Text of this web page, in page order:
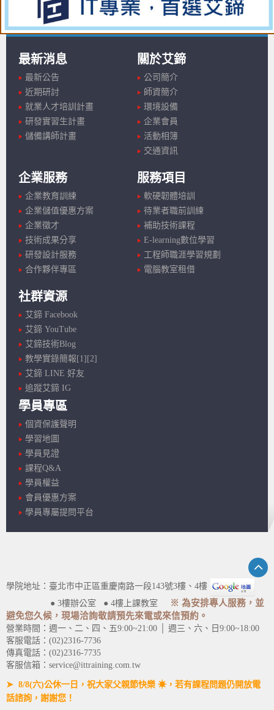
最新消息
最新公告
近期研討
就業人才培訓計畫
研發實習生計畫
儲備講師計畫
關於艾鍗
公司簡介
師資簡介
環境設備
企業會員
活動相簿
交通資訊
企業服務
企業教育訓練
企業儲值優惠方案
企業徵才
技術成果分享
研發設計服務
合作夥伴專區
服務項目
軟硬韌體培訓
待業者職前訓練
補助技術課程
E-learning數位學習
工程師職涯學習規劃
電腦教室租借
社群資源
艾鍗 Facebook
艾鍗 YouTube
艾鍗技術Blog
教學實錄簡報[1] [2]
艾鍗 LINE 好友
追蹤艾鍗 IG
學員專區
個資保護聲明
學習地圖
學員見證
課程Q&A
學員權益
會員優惠方案
學員專屬提問平台
學院地址：臺北市中正區重慶南路一段143號3樓、4樓
● 3樓辦公室 ● 4樓上課教室
※ 為安排專人服務，並
避免您久候，現場洽詢敬請預先來電或來信預約。
營業時間：週一、二、四、五9:00~21:00 │ 週三、六、日9:00~18:00
客服電話：(02)2316-7736
傳真電話：(02)2316-7735
客服信箱：service@ittraining.com.tw
➤ 8/8(六)公休一日，祝大家父親節快樂 ☀，若有課程問題仍開放電
話諮詢，謝謝您！